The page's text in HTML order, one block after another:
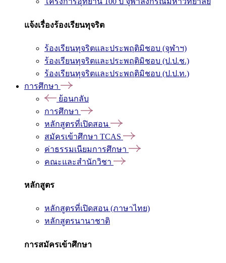
แจ้งเรื่องร้องเรียนทุจริต
ร้องเรียนทุจริตและประพฤติมิชอบ (จุฬาฯ)
ร้องเรียนทุจริตและประพฤติมิชอบ (ป.ป.ช.)
ร้องเรียนทุจริตและประพฤติมิชอบ (ป.ป.ท.)
การศึกษา
ย้อนกลับ
การศึกษา
หลักสูตรที่เปิดสอน
สมัครเข้าศึกษา TCAS
ค่าธรรมเนียมการศึกษา
คณะและสำนักวิชา
หลักสูตร
หลักสูตรที่เปิดสอน (ภาษาไทย)
หลักสูตรนานาชาติ
การสมัครเข้าศึกษา